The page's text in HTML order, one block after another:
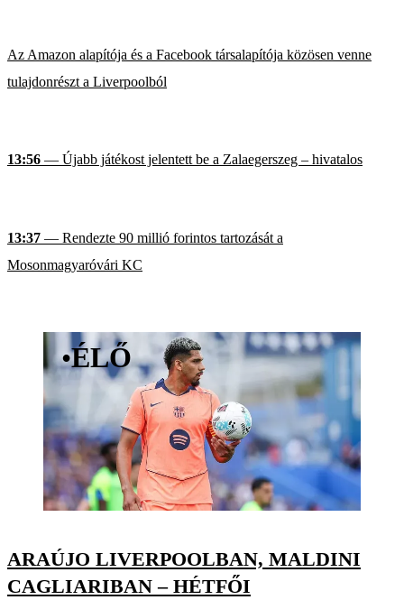
Az Amazon alapítója és a Facebook társalapítója közösen venne
tulajdonrészt a Liverpoolból
13:56 — Újabb játékost jelentett be a Zalaegerszeg – hivatalos
13:37 — Rendezte 90 millió forintos tartozását a
Mosonmagyaróvári KC
•ÉLŐ
ARAÚJO LIVERPOOLBAN, MALDINI
CAGLIARIBAN – HÉTFŐI